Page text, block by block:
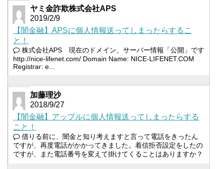
ヤミ金詐欺株式会社APS
2019/2/9
【闇金融】APSに個人情報送ってしまったらするこ
と！
株式会社APS 現在のドメイン、サーバー情報「公開」です
http://nice-lifenet.com/ Domain Name: NICE-LIFENET.COM
Registrar: e...
加藤理沙
2018/9/27
【闇金融】アップルに個人情報送ってしまったらする
こと！
借りる前に、闇金と知り考えますと言って電話をきったん
ですが、再度電話がかかってきました。着信拒否設定をしたの
ですが、また電話番号を変えて掛けてくることはありますか？